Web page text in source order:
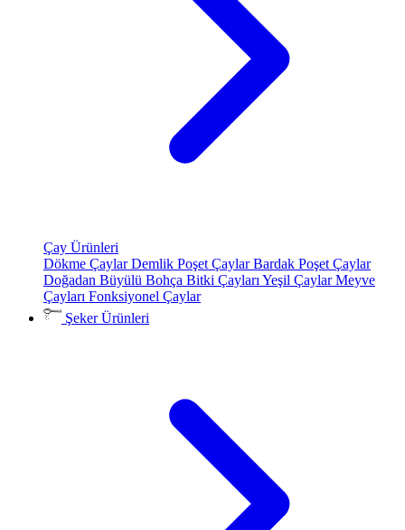
Çay Ürünleri
Dökme ÇaylarDemlik Poşet ÇaylarBardak Poşet Çaylar
Doğadan Büyülü Bohça Bitki Çayları Yeşil ÇaylarMeyve
Çayları Fonksiyonel Çaylar
Şeker Ürünleri